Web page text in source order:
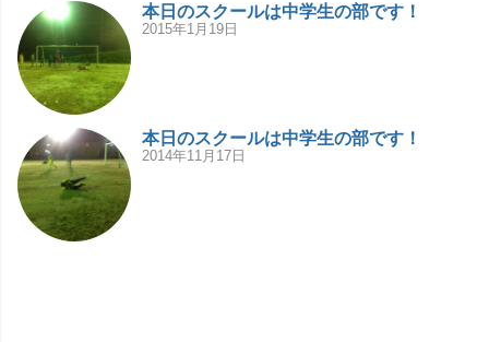
本日のスクールは中学生の部です！
2015年1月19日
本日のスクールは中学生の部です！
2014年11月17日